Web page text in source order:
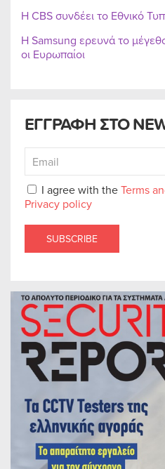
ΕΓΓΡΑΦΗ ΣΤΟ
I agree with theTerms
Privacy policy
SUBSCRIBE
Η CBS συνδέει το Εθνικό
Η Samsung ερευνά το
οι Ευρωπαίοι